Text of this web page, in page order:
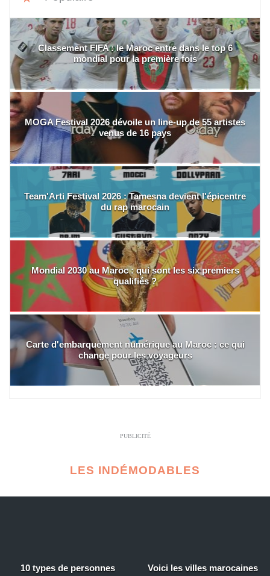
Classement FIFA : le Maroc entre dans le top 6
mondial pour la première fois
MOGA Festival 2026 dévoile un line-up de 55 artistes
venus de 16 pays
Team'Arti Festival 2026 : Tamesna devient l'épicentre
du rap marocain
Mondial 2030 au Maroc : qui sont les six premiers
qualifiés ?
Carte d'embarquement numérique au Maroc : ce qui
change pour les voyageurs
PUBLICITÉ
LES INDÉMODABLES
10 types de personnes
Voici les villes marocaines